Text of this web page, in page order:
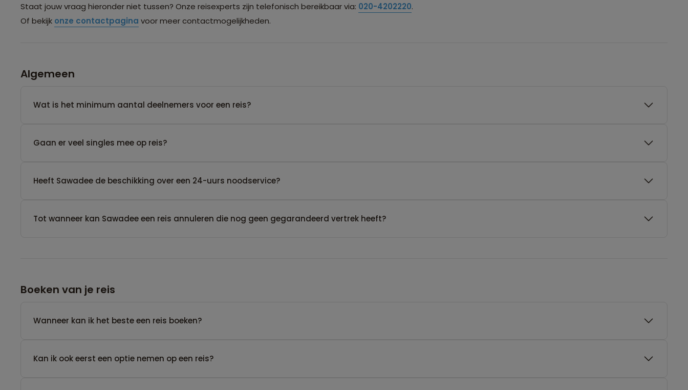
Staat jouw vraag hieronder niet tussen? Onze reisexperts zijn telefonisch bereikbaar via: 020-4202220.
Of bekijk onze contactpagina voor meer contactmogelijkheden.
Algemeen
Wat is het minimum aantal deelnemers voor een reis?
Gaan er veel singles mee op reis?
Heeft Sawadee de beschikking over een 24-uurs noodservice?
Tot wanneer kan Sawadee een reis annuleren die nog geen gegarandeerd vertrek heeft?
Boeken van je reis
Wanneer kan ik het beste een reis boeken?
Kan ik ook eerst een optie nemen op een reis?